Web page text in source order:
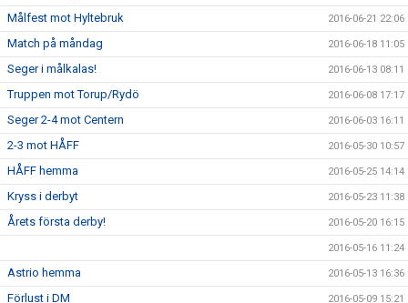
Målfest mot Hyltebruk 2016-06-21 22:06
Match på måndag 2016-06-18 11:05
Seger i målkalas! 2016-06-13 08:11
Truppen mot Torup/Rydö 2016-06-08 17:17
Seger 2-4 mot Centern 2016-06-03 16:11
2-3 mot HÅFF 2016-05-30 10:57
HÅFF hemma 2016-05-25 14:14
Kryss i derbyt 2016-05-23 11:38
Årets första derby! 2016-05-20 16:15
2016-05-16 11:24
Astrio hemma 2016-05-13 16:36
Förlust i DM 2016-05-09 15:21